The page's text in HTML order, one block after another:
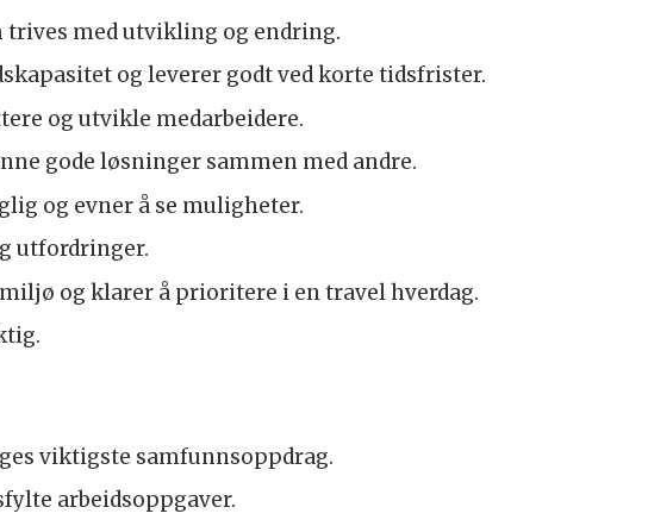
trives med utvikling og endring.
og leverer godt ved korte tidsfrister.
og utvikle medarbeidere.
gode løsninger sammen med andre.
og evner å se muligheter.
utfordringer.
og klarer å prioritere i en travel hverdag.
viktigste samfunnsoppdrag.
arbeidsoppgaver.